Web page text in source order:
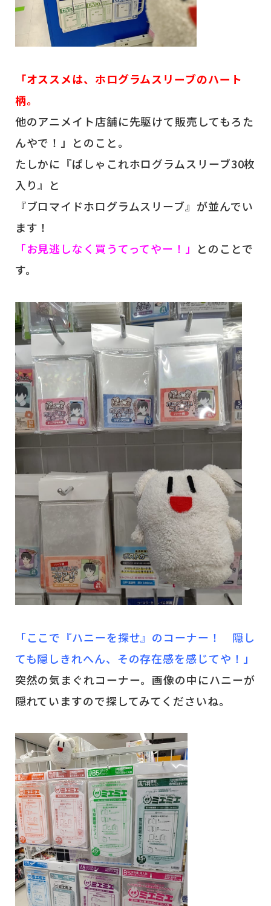
「オススメは、ホログラムスリーブのハート
柄。
他のアニメイト店舗に先駆けて販売してもろた
んやで！」とのこと。
たしかに『ぱしゃこれホログラムスリーブ30枚
入り』と
『ブロマイドホログラムスリーブ』が並んでい
ます！
「お見逃しなく買うてってやー！」 とのことで
す。
「ここで『ハニーを探せ』のコーナー！ 隠し
ても隠しきれへん、その存在感を感じてや！」
突然の気まぐれコーナー。画像の中にハニーが
隠れていますので探してみてくださいね。